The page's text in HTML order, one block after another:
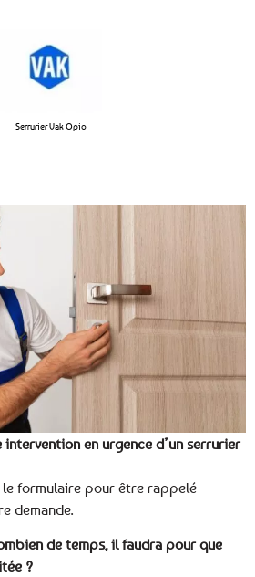
Serrurier Vak Opio
intervention en urgence d’un serrurier
formulaire pour être rappelé
demande.
de temps, il faudra pour que
?